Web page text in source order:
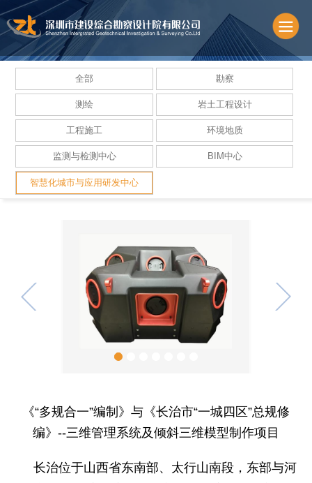
全部 勘察
测绘 岩土工程设计
工程施工 环境地质
监测与检测中心 BIM中心
智慧化城市与应用研发中心
《“多规合一”编制》与《长治市“一城四区”总规修
编》--三维管理系统及倾斜三维模型制作项目
长治位于山西省东南部、太行山南段，东部与河